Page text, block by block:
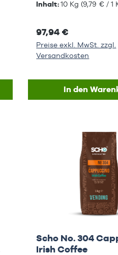
Inhalt:10 Kg(9,79 € / 1
97,94 €
Preise exkl. MwSt. zzgl.
Versandkosten
In den
Scho No. 304
Irish Coffee